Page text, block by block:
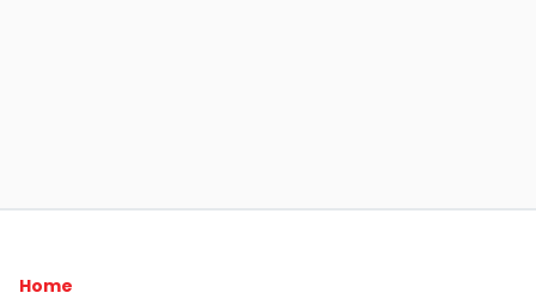
HomeLombok-Surabaya Sabtu 8 Agustus 2026